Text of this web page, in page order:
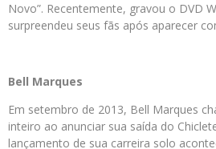
Novo”. Recentemente, gravou o DVD
surpreendeu seus fãs após aparecer
Bell Marques
Em setembro de 2013, Bell Marques
inteiro ao anunciar sua saída do
lançamento de sua carreira solo